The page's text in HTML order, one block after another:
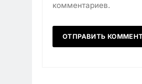
комментариев.